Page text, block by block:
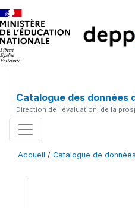
Catalogue des données
Direction de l'évaluation, de la
Accueil / Catalogue de données